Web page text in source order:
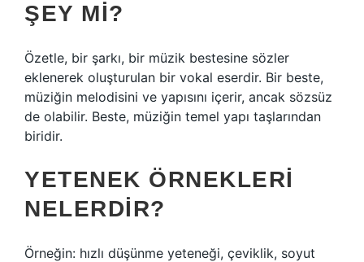
ŞEY MI?
Özetle, bir şarkı, bir müzik bestesine sözler
eklenerek oluşturulan bir vokal eserdir. Bir beste,
müziğin melodisini ve yapısını içerir, ancak sözsüz
de olabilir. Beste, müziğin temel yapı taşlarından
biridir.
YETENEK ÖRNEKLERI
NELERDIR?
Örneğin: hızlı düşünme yeteneği, çeviklik, soyut